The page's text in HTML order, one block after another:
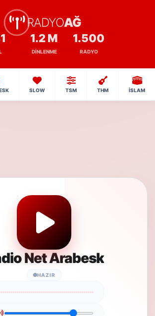
RADYOAĞ
1.2 M
DINLENME
1.500
RADYO
SLOW TSM THM İSLAM
Net Arabesk
HAZIR